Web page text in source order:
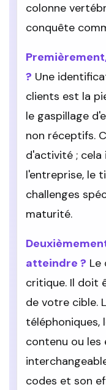
colonne
conquête
? Une
clients est la
le gaspillage
non réceptifs.
d'activité ;
l'entreprise, le
challenges
maturité.
atteindre ? Le
critique. Il doit
de votre cible.
téléphoniques,
contenu ou les
codes et son